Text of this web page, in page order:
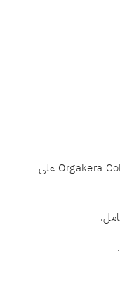
ضعي كمية مناسبة من Orgakera Collagen cream على